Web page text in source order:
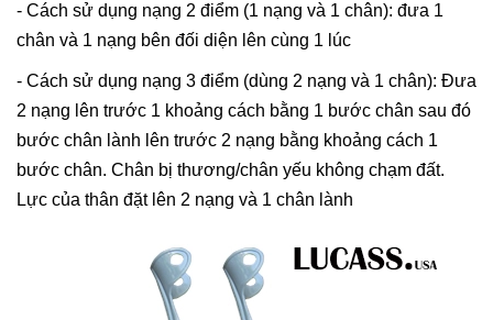
- Cách sử dụng nạng 2 điểm (1 nạng và 1 chân): đưa 1
chân và 1 nạng bên đối diện lên cùng 1 lúc
- Cách sử dụng nạng 3 điểm (dùng 2 nạng và 1 chân): Đưa
2 nạng lên trước 1 khoảng cách bằng 1 bước chân sau đó
bước chân lành lên trước 2 nạng bằng khoảng cách 1
bước chân. Chân bị thương/chân yếu không chạm đất.
Lực của thân đặt lên 2 nạng và 1 chân lành